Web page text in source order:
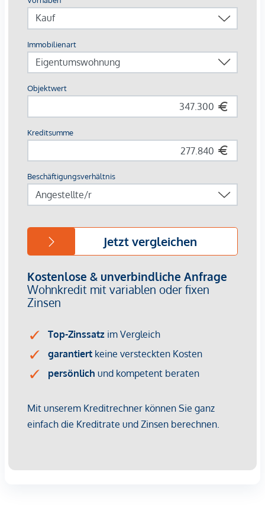
Fernwärme, für ein behagliches Raumklima sorgt.
Außenliegender, elektrischer Sonnenschutz und
Klimaanlagen in den Dachgeschoßwohnungen
gewährleisten ein angenehmes Wohnambiente, selbst an
den heißesten Tagen.
AUSSTATTUNG
Stilvolle Markenfliesen
Außenliegender, elektrischer Sonnenschutz
Fußbodenheizung mittels Fernwärme
Photovoltaikanlage am Dach
Digitale Gegensprechanlage und
schwarzes Brett über Handyapp
HIGHLIGHTS
1 bis 4 Zimmer mit Wohnflächen von ca. 38 bis 124 m2
Gärten, Balkone, Loggien, Dachterrassen
Ideal für Anleger und Eigennutzer
DGNB Gold Nachhaltigkeits-Vorzertifikat
Lage direkt an der malerischen Donau
Im Mittelpunkt dieses Neubauprojekts stehen die